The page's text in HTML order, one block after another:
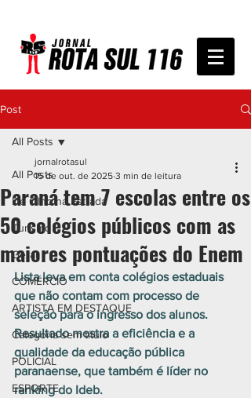
Post
All Posts
De Olho na Estrada
Turismo
Geral
COMÉRCIO
ARTISTA EM DESTAQUE
Categoria sem título
POLICIAL
ESPORTE
All Posts
Paraná tem 7 escolas entre os
50 colégios públicos com as
maiores pontuações do Enem
jornalrotasul
15 de out. de 2025 3 min de leitura
Lista leva em conta colégios estaduais
que não contam com processo de
seleção para o ingresso dos alunos.
Resultado mostra a eficiência e a
qualidade da educação pública
paranaense, que também é líder no
ranking do Ideb.